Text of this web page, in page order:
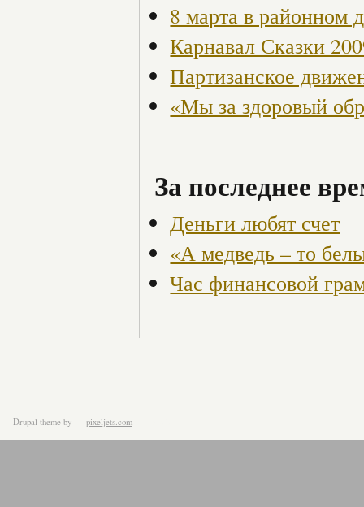
8 марта в районном
Карнавал Сказки
Партизанское
«Мы за здоровый
За последнее
Деньги любят счет
«А медведь – то
Час финансовой
Drupal theme by pixeljets.com